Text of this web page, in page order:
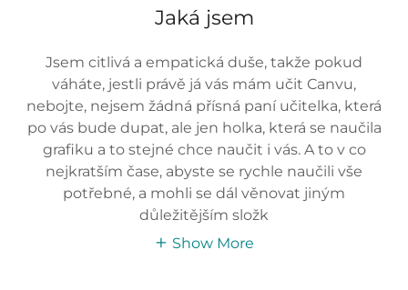
Jaká jsem
Jsem citlivá a empatická duše, takže pokud
váháte, jestli právě já vás mám učit Canvu,
nebojte, nejsem žádná přísná paní učitelka, která
po vás bude dupat, ale jen holka, která se naučila
grafiku a to stejné chce naučit i vás. A to v co
nejkratším čase, abyste se rychle naučili vše
potřebné, a mohli se dál věnovat jiným
důležitějším složk
Show More